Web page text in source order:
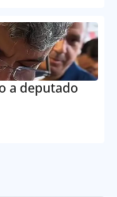
a deputado